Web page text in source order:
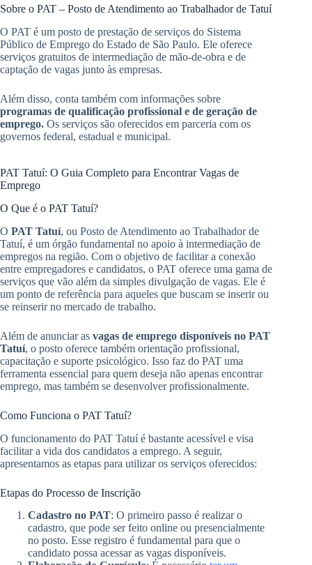
Sobre o PAT – Posto de Atendimento ao Trabalhador de Tatuí
O PAT é um posto de prestação de serviços do Sistema
Público de Emprego do Estado de São Paulo. Ele oferece
serviços gratuitos de intermediação de mão-de-obra e de
captação de vagas junto às empresas.
Além disso, conta também com informações sobre
programas de qualificação profissional e de geração de
emprego. Os serviços são oferecidos em parceria com os
governos federal, estadual e municipal.
PAT Tatuí: O Guia Completo para Encontrar Vagas de
Emprego
O Que é o PAT Tatuí?
O PAT Tatuí, ou Posto de Atendimento ao Trabalhador de
Tatuí, é um órgão fundamental no apoio à intermediação de
empregos na região. Com o objetivo de facilitar a conexão
entre empregadores e candidatos, o PAT oferece uma gama de
serviços que vão além da simples divulgação de vagas. Ele é
um ponto de referência para aqueles que buscam se inserir ou
se reinserir no mercado de trabalho.
Além de anunciar as vagas de emprego disponíveis no PAT
Tatuí, o posto oferece também orientação profissional,
capacitação e suporte psicológico. Isso faz do PAT uma
ferramenta essencial para quem deseja não apenas encontrar
emprego, mas também se desenvolver profissionalmente.
Como Funciona o PAT Tatuí?
O funcionamento do PAT Tatuí é bastante acessível e visa
facilitar a vida dos candidatos a emprego. A seguir,
apresentamos as etapas para utilizar os serviços oferecidos:
Etapas do Processo de Inscrição
Cadastro no PAT: O primeiro passo é realizar o
cadastro, que pode ser feito online ou presencialmente
no posto. Esse registro é fundamental para que o
candidato possa acessar as vagas disponíveis.